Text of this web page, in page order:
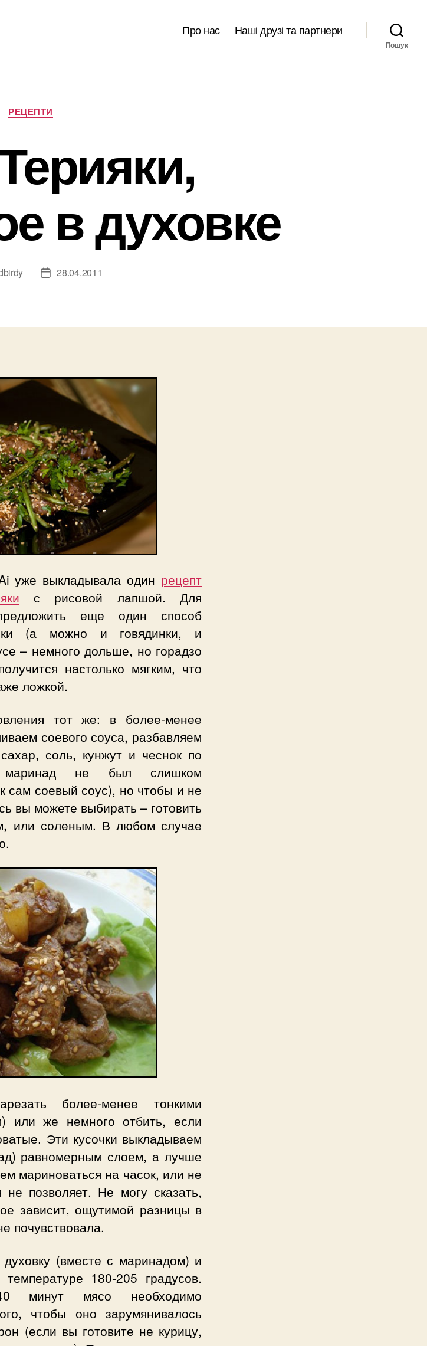
Про нас Наші друзі та партнери
Пошук
Категорії
РЕЦЕПТИ
в духовке
Дата28.04.2011
уже выкладывала один рецепт
с рисовой лапшой. Для
еще один способ
(а можно и говядинки, и
– немного дольше, но горадзо
настолько мягким, что
ложкой.
тот же: в более-менее
соевого соуса, разбавляем
соль, кунжут и чеснок по
не был слишком
сам соевый соус), но чтобы и не
вы можете выбирать – готовить
или соленым. В любом случае
более-менее тонкими
или же немного отбить, если
Эти кусочки выкладываем
равномерным слоем, а лучше
мариноваться на часок, или не
позволяет. Не могу сказать,
зависит, ощутимой разницы в
почувствовала.
(вместе с маринадом) и
180-205 градусов.
минут мясо необходимо
чтобы оно зарумянивалось
(если вы готовите не курицу,